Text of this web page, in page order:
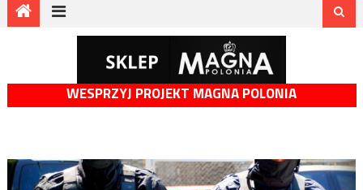
WESPRZYJ PROJEKT MAGNA POLONIA